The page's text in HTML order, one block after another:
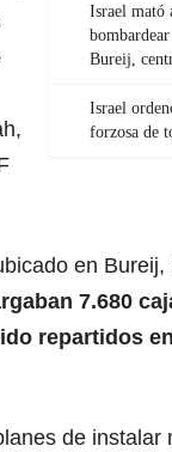
Israel mató
Bureij,
Israel
forzosa de
,
en Bureij,
7.680
repartidos
de instalar